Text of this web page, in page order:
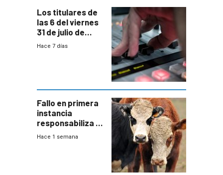
Los titulares de
las 6 del viernes
31 de julio de
2026
Hace 7 días
Fallo en primera
instancia
responsabiliza al
Estado por falta
Hace 1 semana